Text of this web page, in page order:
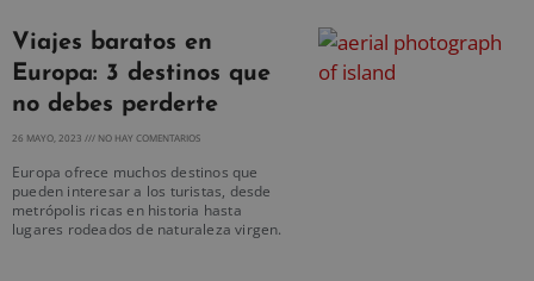
Viajes baratos en
Europa: 3 destinos que
no debes perderte
26 MAYO, 2023 NO HAY COMENTARIOS
Europa ofrece muchos destinos que
pueden interesar a los turistas, desde
metrópolis ricas en historia hasta
lugares rodeados de naturaleza virgen.